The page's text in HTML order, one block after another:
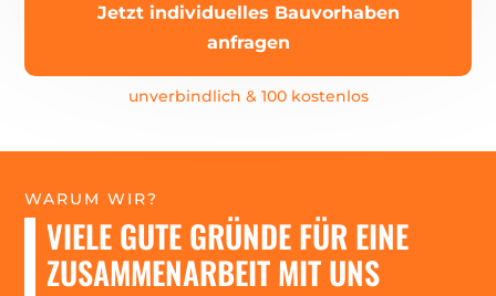
Jetzt individuelles Bauvorhaben
anfragen
unverbindlich & 100 kostenlos
WARUM WIR?
VIELE GUTE GRÜNDE FÜR EINE
ZUSAMMENARBEIT MIT UNS